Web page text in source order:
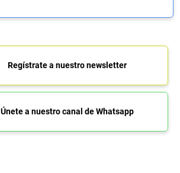
Regístrate a nuestro newsletter
Únete a nuestro canal de Whatsapp